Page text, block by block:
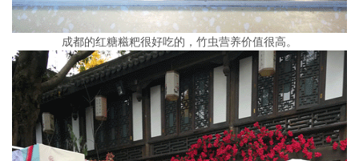
成都的红糖糍粑很好吃的，竹虫营养价值很高。